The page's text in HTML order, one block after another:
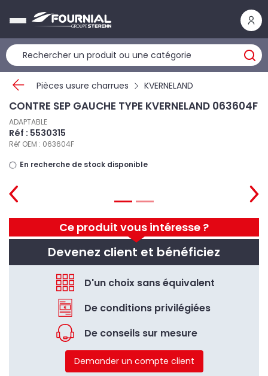
Pièces usure charrues KVERNELAND
Ce produit vous intéresse ?
Devenez client et bénéficiez
D'un choix sans équivalent
De conditions privilégiées
De conseils sur mesure
Demander un compte client
CONTRE SEP GAUCHE TYPE KVERNELAND 063604F
ADAPTABLE
Réf : 5530315
Réf OEM : 063604F
En recherche de stock disponible